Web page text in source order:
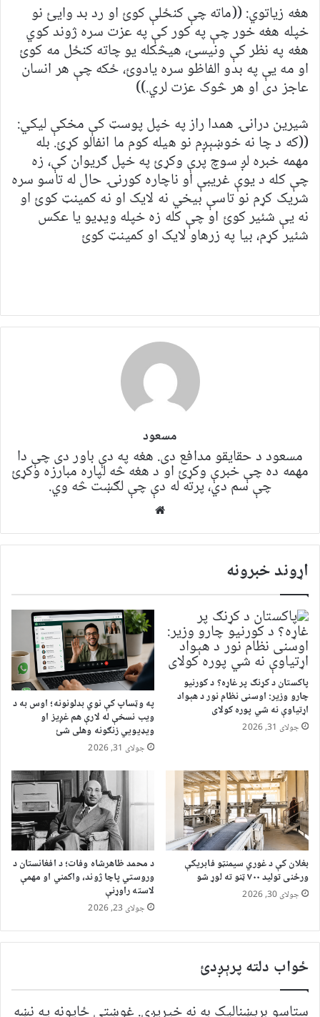
هغه زیاتوي: ((ماته چې کنځلې کوئ او رد بد وایئ نو
خپله هغه خور چې په کور کې په عزت سره ژوند کوي
هغه په نظر کې ونیسئ، هیڅکله یو چاته کنځل مه کوئ
او مه یې په بدو الفاظو سره یادوئ، ځکه چې هر انسان
عاجز دی او هر څوک عزت لري.))
شیرین درانۍ همدا راز په خپل پوسټ کې مخکې لیکي:
((که د چا نه خوښېږم نو هیله کوم ما انفالو کړئ. بله
مهمه خبره لږ سوچ پرې وکړئ په خپل ګریوان کې، زه
چې کله د یوې غریبې او ناچاره کورنۍ حال له تاسو سره
شریک کړم نو تاسې بیخي نه لایک او نه کمینټ کوئ او
نه یې شئیر کوئ او چې کله زه خپله ویډیو یا عکس
شئیر کړم، بیا په زرهاو لایک او کمینټ کوئ
مسعود
مسعود د حقایقو مدافع دی. هغه په ​​​​دې باور دی چې دا
مهمه ده چې خبرې وکړئ او د هغه څه لپاره مبارزه وکړئ
چې سم دي، پرته له دې چې لګښت څه وي.
اړوند خبرونه
پاکستان د کړنګ پر غاړه؟ د کورنیو
چارو وزیر: اوسنی نظام نور د هېواد
اړتیاوې نه شي پوره کولای
جولای 31, 2026
په وټساپ کې نوي بدلونونه؛ اوس به د
ویب نسخې له لارې هم غږیز او
ویډیويي زنګونه وهلی شئ
جولای 31, 2026
بغلان کې د غوري سیمنټو فابریکې
ورځنی تولید ۷۰۰ ټنو ته لوړ شو
جولای 30, 2026
د محمد ظاهرشاه وفات؛ د افغانستان د
وروستي پاچا ژوند، واکمني او مهمې
لاسته راوړنې
جولای 23, 2026
ځواب دلته پرېږدئ